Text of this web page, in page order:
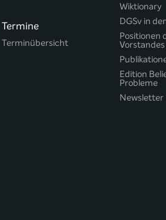
Termine
Terminübersicht
Wiktionary
DGSv in
Positionen
Vorstandes
Edition
Probleme
Newsletter